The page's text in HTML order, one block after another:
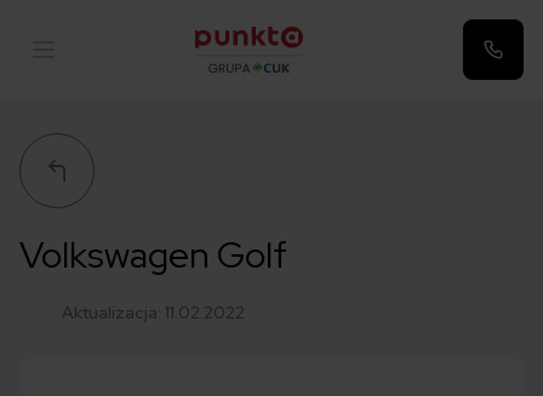
Volkswagen Golf
Aktualizacja: 11.02.2022